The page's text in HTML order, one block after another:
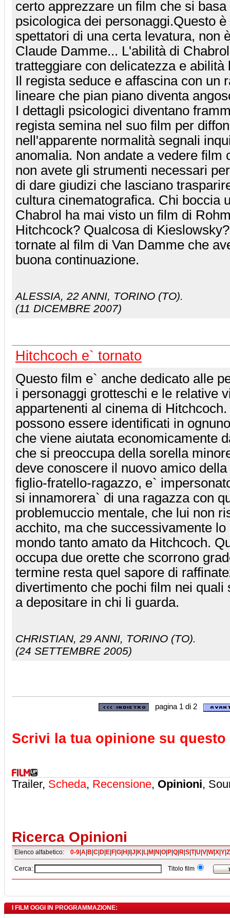
certo apprezzare un film che si
psicologica dei personaggi.Questo
spettatori di una certa levatura, non
Claude Damme... L'abilità di
tratteggiare con delicatezza e abilità
Il regista seduce e affascina con un
lineare che pian piano diventa
I dettagli psicologici diventano
regista semina nel suo film per
nell'apparente normalità segnali
anomalia. Non andate a vedere film
non avete gli strumenti necessari
di dare giudizi che lasciano
cultura cinematografica. Chi boccia
Chabrol ha mai visto un film di
Hitchcock? Qualcosa di
tornate al film di Van Damme che
buona continuazione.
ALESSIA, 22 ANNI, TORINO (TO).
(11 DICEMBRE 2007)
Hitchcoch e` tornato
Questo film e` anche dedicato alle
i personaggi grotteschi e le relative
appartenenti al cinema di
possono essere identificati in
che viene aiutata economicamente
che si preoccupa della sorella
deve conoscere il nuovo amico
figlio-fratello-ragazzo, e`
si innamorera` di una ragazza con
problemuccio mentale, che lui non
acchito, ma che successivamente
mondo tanto amato da Hitchcoch.
occupa due orette che scorrono
termine resta quel sapore di
divertimento che pochi film nei quali
a depositare in chi li guarda.
CHRISTIAN, 29 ANNI, TORINO (TO).
(24 SETTEMBRE 2005)
pagina 1 di 2
Scrivi la tua opinione su
Trailer, Scheda, Recensione, Opinioni,
Ricerca Opinioni
Elenco alfabetico: 0-9|A|B|C|D|E|F|G|H|I|J|K|L|M|N|O|P|Q|R|S|T|U|V|W|X|Y|Z
Cerca: Titolo film
I FILM OGGI IN PROGRAMMAZIONE: